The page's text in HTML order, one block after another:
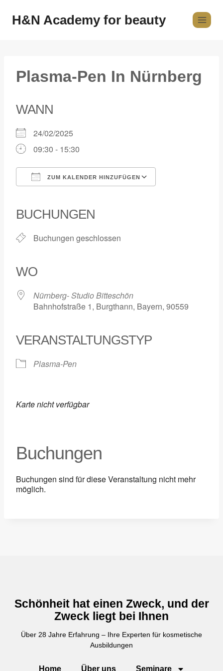
H&N Academy for beauty
Plasma-Pen In Nürnberg
WANN
24/02/2025
09:30 - 15:30
ZUM KALENDER HINZUFÜGEN
BUCHUNGEN
Buchungen geschlossen
WO
Nürnberg- Studio Bitteschön
Bahnhofstraße 1, Burgthann, Bayern, 90559
VERANSTALTUNGSTYP
Plasma-Pen
Karte nicht verfügbar
Buchungen
Buchungen sind für diese Veranstaltung nicht mehr
möglich.
Schönheit hat einen Zweck, und der
Zweck liegt bei Ihnen
Über 28 Jahre Erfahrung – Ihre Experten für kosmetische
Ausbildungen
Home Über uns Seminare